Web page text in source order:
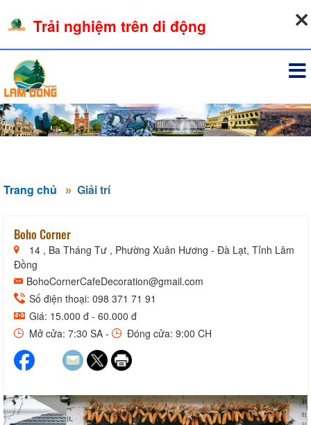
Trang chủ Giải trí
Boho Corner
14 , Ba Tháng Tư , Phường Xuân Hương - Đà Lạt, Tỉnh Lâm
Đồng
BohoCornerCafeDecoration@gmail.com
Số điện thoại: 098 371 71 91
Giá: 15.000 đ - 60.000 đ
Mở cửa: 7:30 SA -
Đóng cửa: 9:00 CH
Trải nghiệm trên di động